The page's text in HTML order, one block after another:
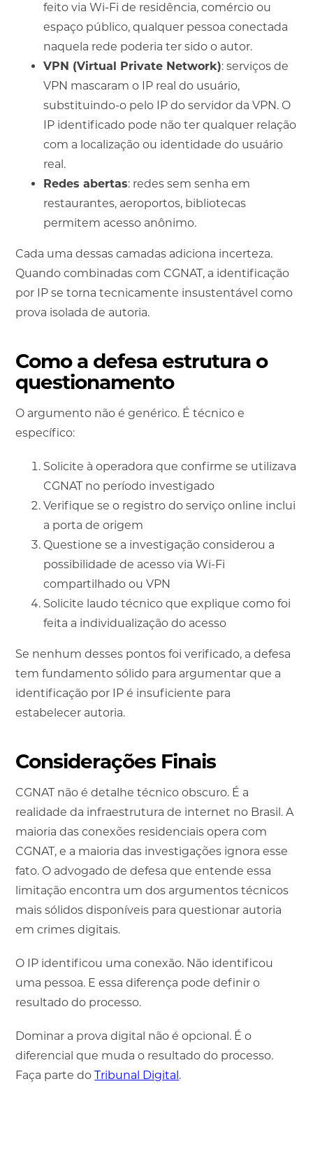
feito via Wi-Fi de residência, comércio ou
espaço público, qualquer pessoa conectada
naquela rede poderia ter sido o autor.
VPN (Virtual Private Network): serviços de
VPN mascaram o IP real do usuário,
substituindo-o pelo IP do servidor da VPN. O
IP identificado pode não ter qualquer relação
com a localização ou identidade do usuário
real.
Redes abertas: redes sem senha em
restaurantes, aeroportos, bibliotecas
permitem acesso anônimo.
Cada uma dessas camadas adiciona incerteza.
Quando combinadas com CGNAT, a identificação
por IP se torna tecnicamente insustentável como
prova isolada de autoria.
Como a defesa estrutura o
questionamento
O argumento não é genérico. É técnico e
específico:
Solicite à operadora que confirme se utilizava
CGNAT no período investigado
Verifique se o registro do serviço online inclui
a porta de origem
Questione se a investigação considerou a
possibilidade de acesso via Wi-Fi
compartilhado ou VPN
Solicite laudo técnico que explique como foi
feita a individualização do acesso
Se nenhum desses pontos foi verificado, a defesa
tem fundamento sólido para argumentar que a
identificação por IP é insuficiente para
estabelecer autoria.
Considerações Finais
CGNAT não é detalhe técnico obscuro. É a
realidade da infraestrutura de internet no Brasil. A
maioria das conexões residenciais opera com
CGNAT, e a maioria das investigações ignora esse
fato. O advogado de defesa que entende essa
limitação encontra um dos argumentos técnicos
mais sólidos disponíveis para questionar autoria
em crimes digitais.
O IP identificou uma conexão. Não identificou
uma pessoa. E essa diferença pode definir o
resultado do processo.
Dominar a prova digital não é opcional. É o
diferencial que muda o resultado do processo.
Faça parte doTribunal Digital .